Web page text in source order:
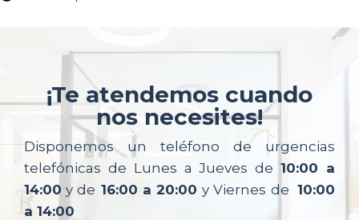
¡Te atendemos cuando
nos necesites!
Disponemos un teléfono de urgencias
telefónicas de Lunes a Jueves de10:00 a
14:00 y de 16:00 a 20:00y Viernes de10:00
a 14:00